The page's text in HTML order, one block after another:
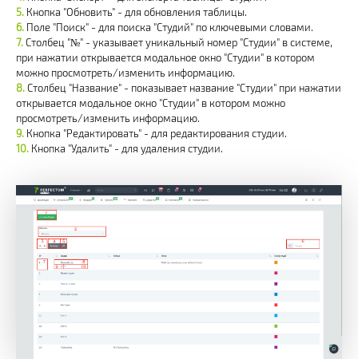
Кнопка "Обновить" - для обновления таблицы.
Поле "Поиск" - для поиска "Студий" по ключевыми словами.
Столбец "№" - указывает уникальный номер "Студии" в системе,
при нажатии открывается модальное окно "Студии" в котором
можно просмотреть/изменить информацию.
Столбец "Название" - показывает название "Студии" при нажатии
открывается модальное окно "Студии" в котором можно
просмотреть/изменить информацию.
Кнопка "Редактировать" - для редактирования студии.
Кнопка "Удалить" - для удаления студии.